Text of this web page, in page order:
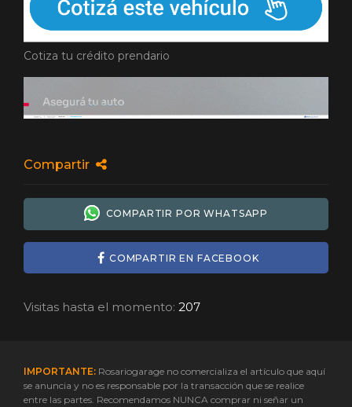
Cotiza tu crédito prendario
Compartir
COMPARTIR POR WHATSAPP
COMPARTIR EN FACEBOOK
Visitas hasta el momento: 207
IMPORTANTE: Rosariogarage no comercializa el artículo que aquí
se anuncia y no es responsable por la transacción que se realice
entre las partes. Recomendamos NUNCA comprar ni señar un